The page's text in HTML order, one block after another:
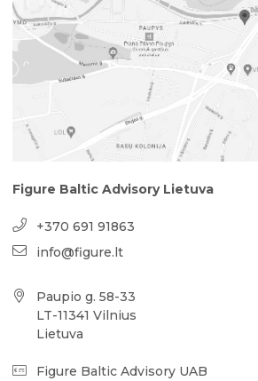
Figure Baltic Advisory Lietuva
+370 691 91863
info@figure.lt
Paupio g. 58-33
LT-11341 Vilnius
Lietuva
Figure Baltic Advisory UAB